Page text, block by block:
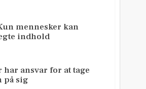
mennesker kan
indhold
har ansvar for at tage
på sig